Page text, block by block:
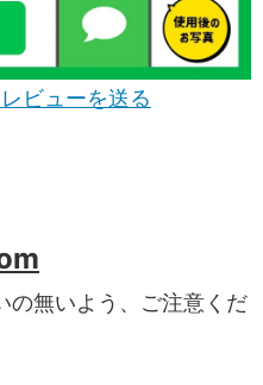
ビューを送る
の無いよう、ご注意くだ